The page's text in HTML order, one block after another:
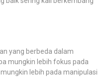
yang berbeda dalam
mungkin lebih fokus pada
lebih pada manipulasi